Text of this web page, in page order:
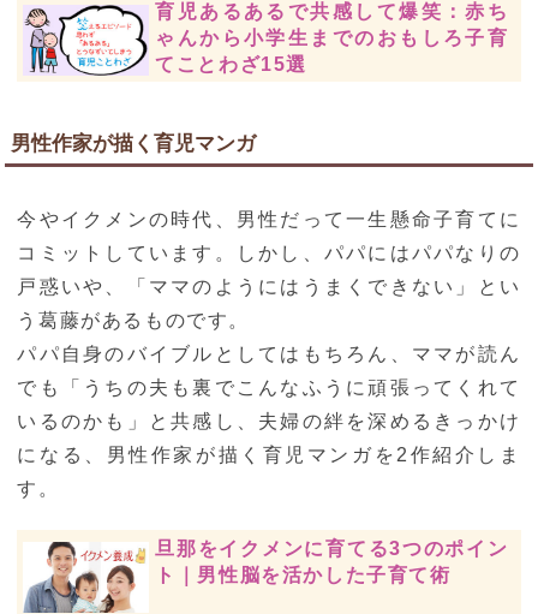
育児あるあるで共感して爆笑：赤ち
ゃんから小学生までのおもしろ子育
てことわざ15選
男性作家が描く育児マンガ
今やイクメンの時代、男性だって一生懸命子育てに
コミットしています。しかし、パパにはパパなりの
戸惑いや、「ママのようにはうまくできない」とい
う葛藤があるものです。
パパ自身のバイブルとしてはもちろん、ママが読ん
でも「うちの夫も裏でこんなふうに頑張ってくれて
いるのかも」と共感し、夫婦の絆を深めるきっかけ
になる、男性作家が描く育児マンガを2作紹介しま
す。
旦那をイクメンに育てる3つのポイン
ト｜男性脳を活かした子育て術